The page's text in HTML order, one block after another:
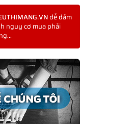
để đảm
nguy cơ mua phải